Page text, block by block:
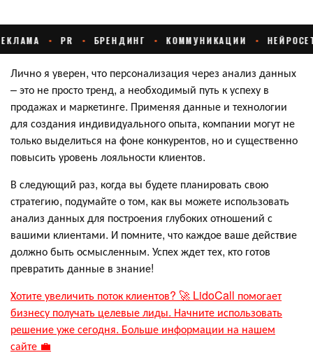
Лично я уверен, что персонализация через анализ данных
– это не просто тренд, а необходимый путь к успеху в
продажах и маркетинге. Применяя данные и технологии
для создания индивидуального опыта, компании могут не
только выделиться на фоне конкурентов, но и существенно
повысить уровень лояльности клиентов.
В следующий раз, когда вы будете планировать свою
стратегию, подумайте о том, как вы можете использовать
анализ данных для построения глубоких отношений с
вашими клиентами. И помните, что каждое ваше действие
должно быть осмысленным. Успех ждет тех, кто готов
превратить данные в знание!
Хотите увеличить поток клиентов? 🚀 LidoCall помогает
бизнесу получать целевые лиды. Начните использовать
решение уже сегодня. Больше информации на нашем
сайте 💼